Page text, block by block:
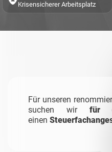
Krisensicherer Arbeitsplatz
Für unseren
suchen wirfür die
einen